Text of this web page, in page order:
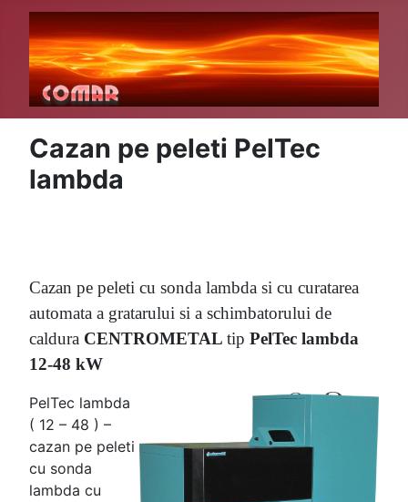
Cazan pe peleti PelTec
lambda
Cazan pe peleti cu sonda lambda si cu curatarea
automata a gratarului si a schimbatorului de
caldura CENTROMETAL tip PelTec lambda
12-48 kW
PelTec lambda
( 12 – 48 ) –
cazan pe peleti
cu sonda
lambda cu